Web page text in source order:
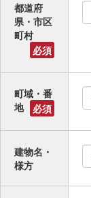
都道府
県・市区
町村
必須
町域・番
地
必須
建物名・
様方